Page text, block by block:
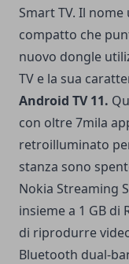
Smart TV. Il nome
compatto che
nuovo dongle
TV e la sua
Android TV 11.
con oltre 7mila
retroilluminato
stanza sono
Nokia Streaming
insieme a 1 GB di
di riprodurre
Bluetooth dual-